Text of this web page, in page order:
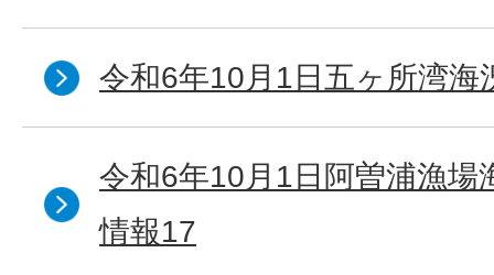
令和6年10月1日五ヶ所湾海
令和6年10月1日阿曽浦漁場
情報17